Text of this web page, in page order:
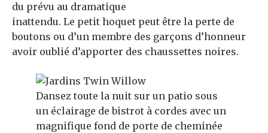
du prévu au dramatique
inattendu. Le petit hoquet peut être la perte de
boutons ou d’un membre des garçons d’honneur
avoir oublié d’apporter des chaussettes noires.
Dansez toute la nuit sur un patio sous
un éclairage de bistrot à cordes avec un
magnifique fond de porte de cheminée